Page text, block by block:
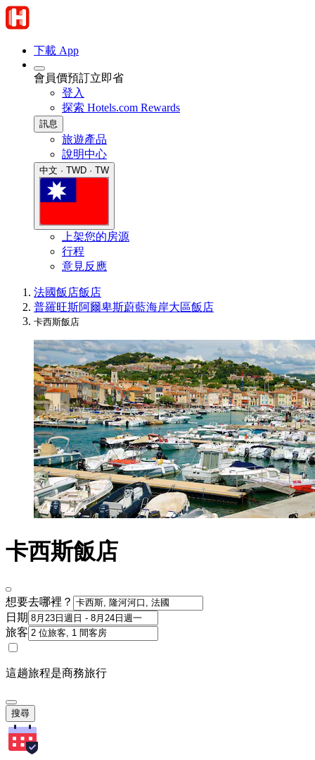
下載 App
會員價預訂立即省
登入
探索 Hotels.com Rewards
訊息
旅遊產品
說明中心
中文 · TWD · TW
上架您的房源
行程
意見反應
法國飯店飯店
普羅旺斯阿爾卑斯蔚藍海岸大區飯店
卡西斯飯店
卡西斯飯店
想要去哪裡？
日期
旅客
這趟旅程是商務旅行
搜尋